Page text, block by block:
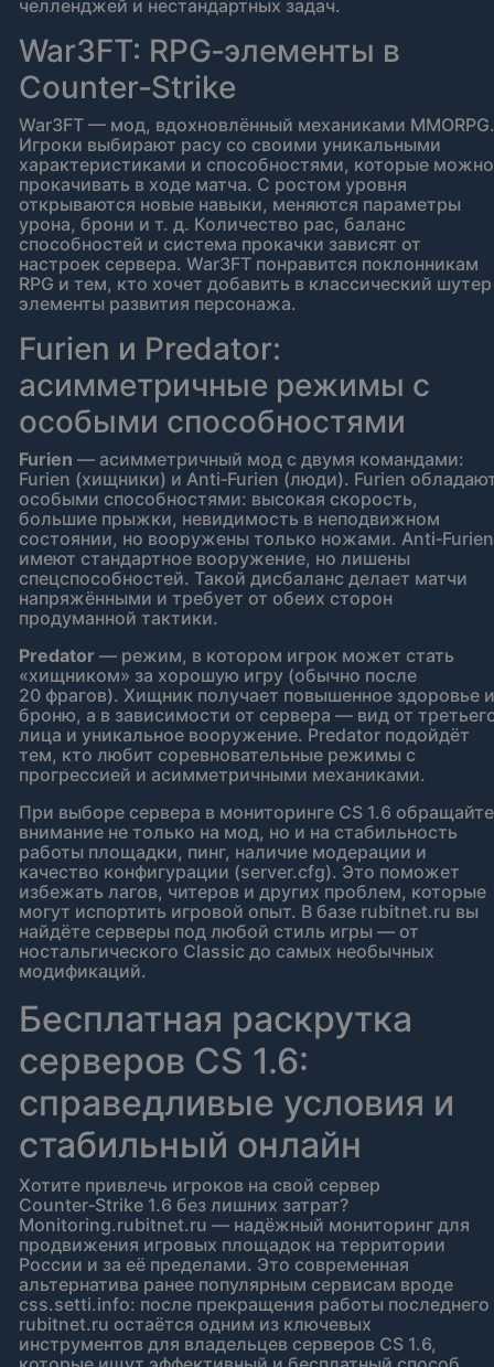
челленджей и нестандартных задач.
War3FT: RPG‑элементы в
Counter‑Strike
War3FT — мод, вдохновлённый механиками MMORPG.
Игроки выбирают расу со своими уникальными
характеристиками и способностями, которые можно
прокачивать в ходе матча. С ростом уровня
открываются новые навыки, меняются параметры
урона, брони и т. д. Количество рас, баланс
способностей и система прокачки зависят от
настроек сервера. War3FT понравится поклонникам
RPG и тем, кто хочет добавить в классический шутер
элементы развития персонажа.
Furien и Predator:
асимметричные режимы с
особыми способностями
Furien — асимметричный мод с двумя командами:
Furien (хищники) и Anti‑Furien (люди). Furien
особыми способностями: высокая скорость,
большие прыжки, невидимость в неподвижном
состоянии, но вооружены только ножами. Anti‑Furien
имеют стандартное вооружение, но лишены
спецспособностей. Такой дисбаланс делает матчи
напряжёнными и требует от обеих сторон
продуманной тактики.
Predator — режим, в котором игрок может стать
«хищником» за хорошую игру (обычно после
20 фрагов). Хищник получает повышенное здоровье и
броню, а в зависимости от сервера — вид от
лица и уникальное вооружение. Predator подойдёт
тем, кто любит соревновательные режимы с
прогрессией и асимметричными механиками.
При выборе сервера в мониторинге CS 1.6 обращайте
внимание не только на мод, но и на стабильность
работы площадки, пинг, наличие модерации и
качество конфигурации (server.cfg). Это поможет
избежать лагов, читеров и других проблем, которые
могут испортить игровой опыт. В базе rubitnet.ru вы
найдёте серверы под любой стиль игры — от
ностальгического Classic до самых необычных
модификаций.
Бесплатная раскрутка
серверов CS 1.6:
справедливые условия и
стабильный онлайн
Хотите привлечь игроков на свой сервер
Counter‑Strike 1.6 без лишних затрат?
Monitoring.rubitnet.ru — надёжный мониторинг для
продвижения игровых площадок на территории
России и за её пределами. Это современная
альтернатива ранее популярным сервисам вроде
css.setti.info: после прекращения работы последнего
rubitnet.ru остаётся одним из ключевых
инструментов для владельцев серверов CS 1.6,